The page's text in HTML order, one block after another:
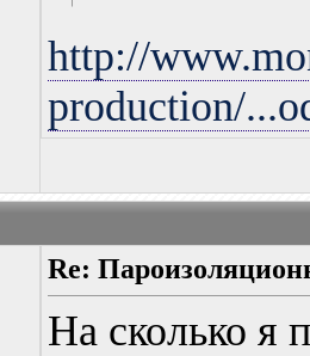
http://
production/
Re:
На сколько я